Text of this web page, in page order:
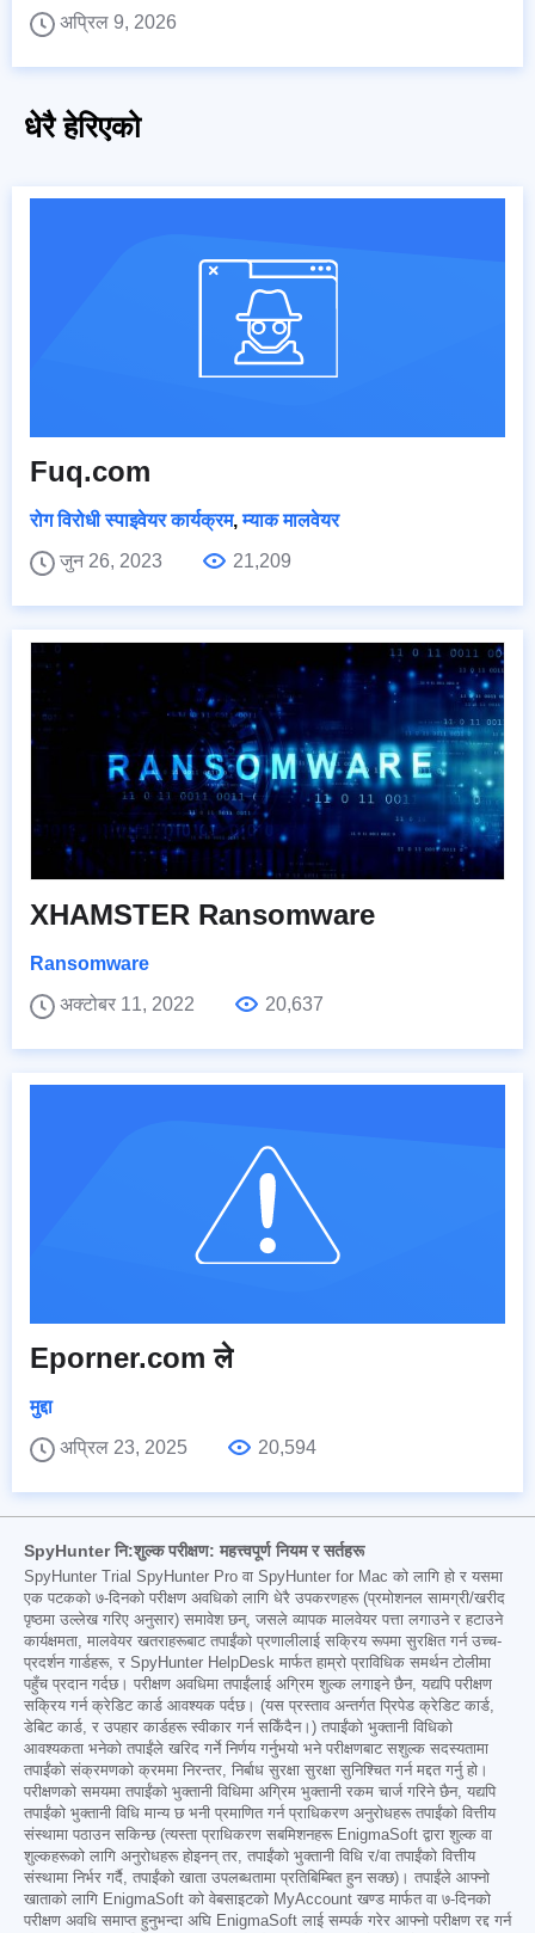
अप्रिल 9, 2026
धेरै हेरिएको
Fuq.com
रोग विरोधी स्पाइवेयर कार्यक्रम,म्याक मालवेयर
जुन 26, 2023
21,209
XHAMSTER Ransomware
Ransomware
अक्टोबर 11, 2022
20,637
Eporner.com ले
मुद्दा
अप्रिल 23, 2025
20,594
SpyHunter नि:शुल्क परीक्षण: महत्त्वपूर्ण नियम र सर्तहरू
SpyHunter Trial SpyHunter Pro वा SpyHunter for Mac को लागि हो र यसमा
एक पटकको ७-दिनको परीक्षण अवधिको लागि धेरै उपकरणहरू (प्रमोशनल सामग्री/खरीद
पृष्ठमा उल्लेख गरिए अनुसार) समावेश छन्, जसले व्यापक मालवेयर पत्ता लगाउने र हटाउने
कार्यक्षमता, मालवेयर खतराहरूबाट तपाईंको प्रणालीलाई सक्रिय रूपमा सुरक्षित गर्न उच्च-
प्रदर्शन गार्डहरू, र SpyHunter HelpDesk मार्फत हाम्रो प्राविधिक समर्थन टोलीमा
पहुँच प्रदान गर्दछ। परीक्षण अवधिमा तपाईंलाई अग्रिम शुल्क लगाइने छैन, यद्यपि परीक्षण
सक्रिय गर्न क्रेडिट कार्ड आवश्यक पर्दछ। (यस प्रस्ताव अन्तर्गत प्रिपेड क्रेडिट कार्ड,
डेबिट कार्ड, र उपहार कार्डहरू स्वीकार गर्न सकिँदैन।) तपाईंको भुक्तानी विधिको
आवश्यकता भनेको तपाईंले खरिद गर्ने निर्णय गर्नुभयो भने परीक्षणबाट सशुल्क सदस्यतामा
तपाईंको संक्रमणको क्रममा निरन्तर, निर्बाध सुरक्षा सुरक्षा सुनिश्चित गर्न मद्दत गर्नु हो।
परीक्षणको समयमा तपाईंको भुक्तानी विधिमा अग्रिम भुक्तानी रकम चार्ज गरिने छैन, यद्यपि
तपाईंको भुक्तानी विधि मान्य छ भनी प्रमाणित गर्न प्राधिकरण अनुरोधहरू तपाईंको वित्तीय
संस्थामा पठाउन सकिन्छ (त्यस्ता प्राधिकरण सबमिशनहरू EnigmaSoft द्वारा शुल्क वा
शुल्कहरूको लागि अनुरोधहरू होइनन् तर, तपाईंको भुक्तानी विधि र/वा तपाईंको वित्तीय
संस्थामा निर्भर गर्दै, तपाईंको खाता उपलब्धतामा प्रतिबिम्बित हुन सक्छ)। तपाईंले आफ्नो
खाताको लागि EnigmaSoft को वेबसाइटको MyAccount खण्ड मार्फत वा ७-दिनको
परीक्षण अवधि समाप्त हुनुभन्दा अघि EnigmaSoft लाई सम्पर्क गरेर आफ्नो परीक्षण रद्द गर्न